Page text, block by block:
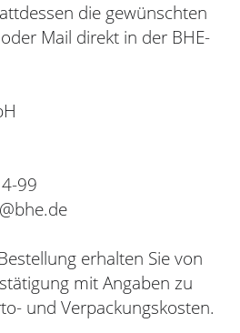
die gewünschten
Mail direkt in der BHE-
99
erhalten Sie von
mit Angaben zu
und Verpackungskosten.